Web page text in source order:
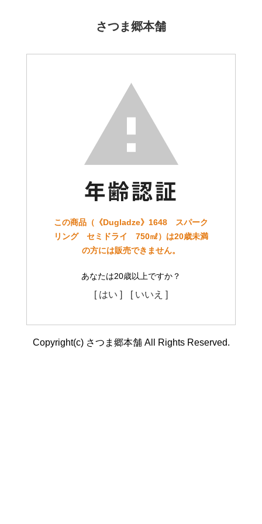
さつま郷本舗
この商品（《Dugladze》1648 スパーク
リング セミドライ 750㎖）は20歳未満
の方には販売できません。
あなたは20歳以上ですか？
[ はい ] [ いいえ ]
Copyright(c) さつま郷本舗 All Rights Reserved.